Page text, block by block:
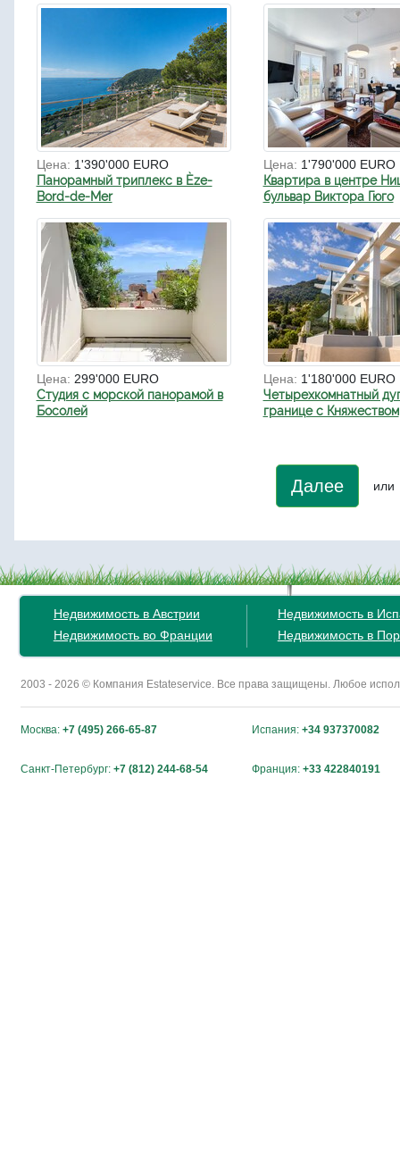
Цена: 1'390'000 EURO
Панорамный триплекс в Èze-
Bord-de-Mer
Цена: 1'790'000 EURO
Квартира в центре
бульвар Виктора Гюго
Цена: 299'000 EURO
Студия с морской панорамой в
Босолей
Цена: 1'180'000 EURO
Четырехкомнатный
границе с Княжеством
Далее или
Недвижимость в Австрии
Недвижимость во Франции
Недвижимость в
Недвижимость в
2003 - 2026 © Компания Estateservice. Все права защищены. Любое
Москва: +7 (495) 266-65-87 Испания: +34 937370082
Санкт-Петербург: +7 (812) 244-68-54 Франция: +33 422840191